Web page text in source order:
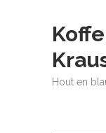
Hout en